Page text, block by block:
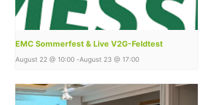
EMC Sommerfest & Live V2G-Feldtest
August 22 @ 10:00 -August 23 @ 17:00